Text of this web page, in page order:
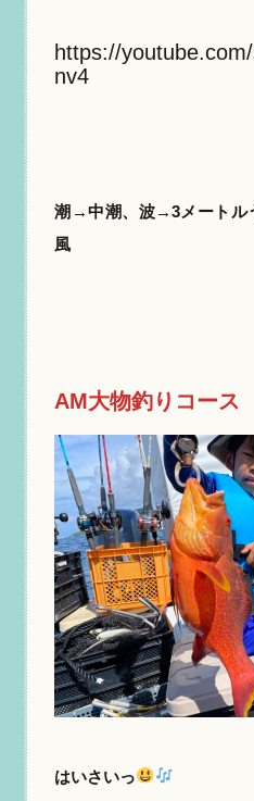
https://
nv4
潮→中潮、波→3メートル
風
AM大物釣りコース
はいさいっ